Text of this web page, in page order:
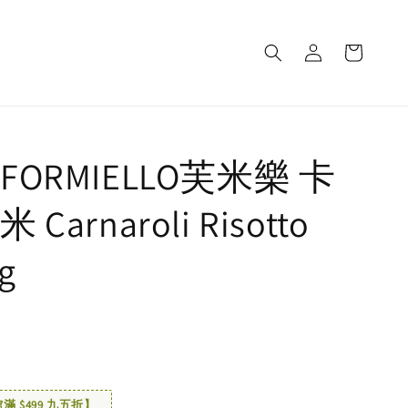
芙米樂 卡
Carnaroli Risotto
$499 九五折】